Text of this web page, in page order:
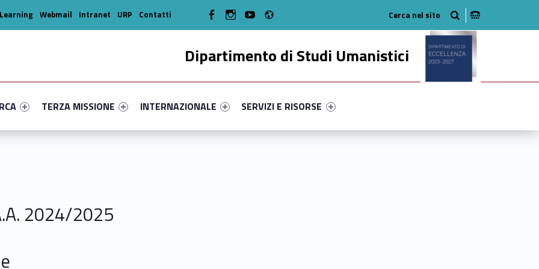
Dipartimento di Studi Umanistici
primary-6921-14
#link-menu-primary-74628-35
Link identifier #link-menu-primary-45475-45
TERZA MISSIONE
Link identifier #link-menu-primary-58299-49
INTERNAZIONALE
Link identifier #link-menu-primary-20580-56
SERVIZI E RISORSE
Webmail Intranet URP Contatti WebMan on FacebookWebMan on Instagram
WebMan on Youtube
2024/2025